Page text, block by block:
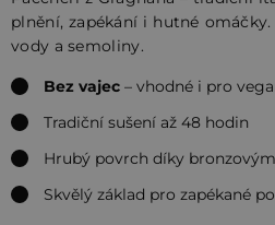
plnění, zapékání i hutné
vody a semoliny.
Bez vajec – vhodné i pro
Tradiční sušení až 48 hodin
Hrubý povrch díky
Skvělý základ pro zapékané